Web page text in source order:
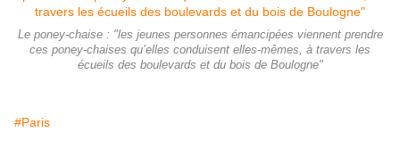
Le poney-chaise : "les jeunes personnes émancipées viennent prendre
ces poney-chaises qu’elles conduisent elles-mêmes, à travers les
écueils des boulevards et du bois de Boulogne"
#Paris